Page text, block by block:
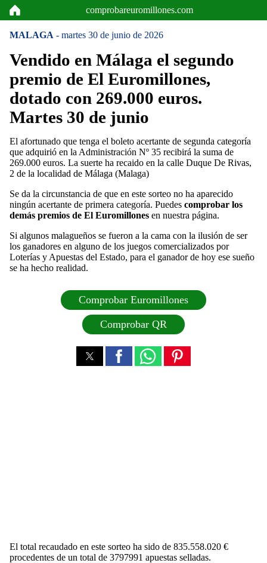
comprobareuromillones.com
MALAGA - martes 30 de junio de 2026
Vendido en Málaga el segundo
premio de El Euromillones,
dotado con 269.000 euros.
Martes 30 de junio
El afortunado que tenga el boleto acertante de segunda categoría
que adquirió en la Administración Nº 35 recibirá la suma de
269.000 euros. La suerte ha recaido en la calle Duque De Rivas,
2 de la localidad de Málaga (Malaga)
Se da la circunstancia de que en este sorteo no ha aparecido
ningún acertante de primera categoría. Puedes comprobar los
demás premios de El Euromillones en nuestra página.
Si algunos malagueños se fueron a la cama con la ilusión de ser
los ganadores en alguno de los juegos comercializados por
Loterías y Apuestas del Estado, para el ganador de hoy ese sueño
se ha hecho realidad.
Comprobar Euromillones
Comprobar QR
El total recaudado en este sorteo ha sido de 835.558.020 €
procedentes de un total de 3797991 apuestas selladas.